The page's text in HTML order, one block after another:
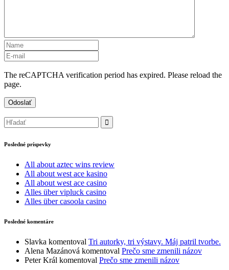
The reCAPTCHA verification period has expired. Please reload the
page.
Posledné príspevky
All about aztec wins review
All about west ace kasino
All about west ace casino
Alles über vipluck casino
Alles über casoola casino
Posledné komentáre
Slavka komentoval Tri autorky, tri výstavy. Máj patril tvorbe.
Alena Mazánová komentoval Prečo sme zmenili názov
Peter Král komentoval Prečo sme zmenili názov